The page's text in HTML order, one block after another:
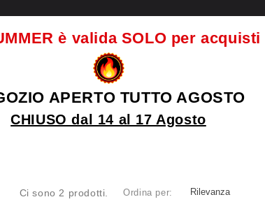
è valida SOLO per acquisti
APERTO TUTTO AGOSTO
CHIUSO dal 14 al 17 Agosto
Ci sono 2 prodotti. Ordina per: Rilevanza